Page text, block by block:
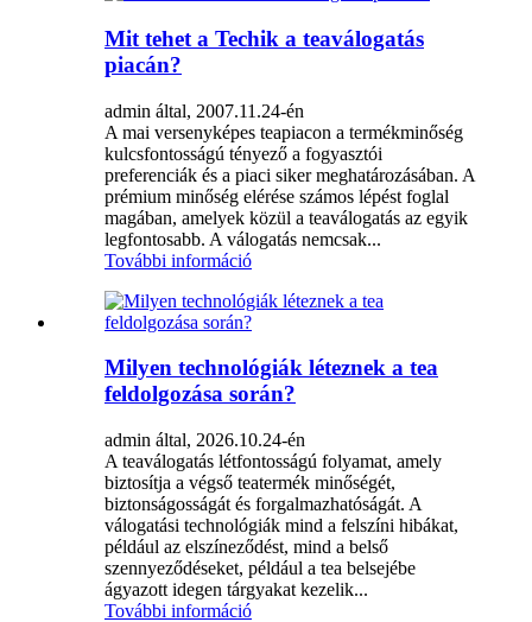
Mit tehet a Techik a teaválogatás
piacán?
admin által, 2007.11.24-én
A mai versenyképes teapiacon a termékminőség
kulcsfontosságú tényező a fogyasztói
preferenciák és a piaci siker meghatározásában. A
prémium minőség elérése számos lépést foglal
magában, amelyek közül a teaválogatás az egyik
legfontosabb. A válogatás nemcsak...
További információ
Milyen technológiák léteznek a tea
feldolgozása során?
admin által, 2026.10.24-én
A teaválogatás létfontosságú folyamat, amely
biztosítja a végső teatermék minőségét,
biztonságosságát és forgalmazhatóságát. A
válogatási technológiák mind a felszíni hibákat,
például az elszíneződést, mind a belső
szennyeződéseket, például a tea belsejébe
ágyazott idegen tárgyakat kezelik...
További információ